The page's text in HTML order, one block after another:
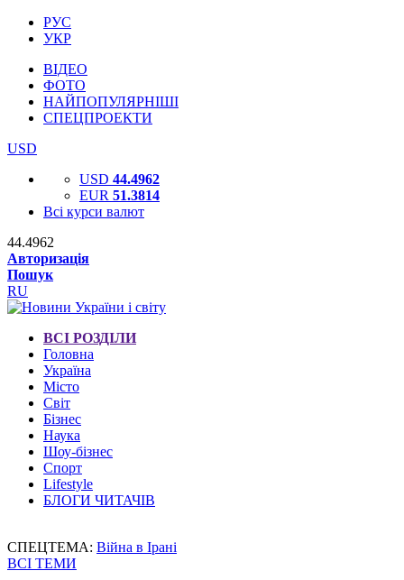
РУС
УКР
ВІДЕО
ФОТО
НАЙПОПУЛЯРНІШІ
СПЕЦПРОЕКТИ
USD
USD 44.4962
EUR 51.3814
Всі курси валют
44.4962
Авторизація
Пошук
RU
ВСІ РОЗДІЛИ
Головна
Україна
Місто
Світ
Бізнес
Наука
Шоу-бізнес
Спорт
Lifestyle
БЛОГИ ЧИТАЧІВ
СПЕЦТЕМА: Війна в Ірані
ВСІ ТЕМИ